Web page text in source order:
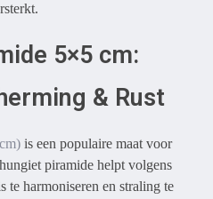
5×5 cm:
& Rust
is een populaire maat voor
piramide helpt volgens
te harmoniseren en straling te